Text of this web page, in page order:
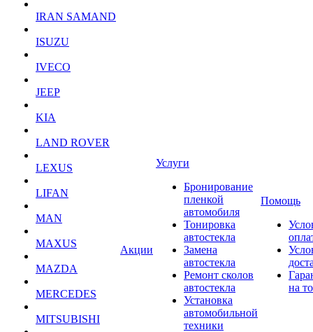
IRAN SAMAND
ISUZU
IVECO
JEEP
KIA
LAND ROVER
LEXUS
LIFAN
MAN
MAXUS
MAZDA
MERCEDES
MITSUBISHI
Акции
Услуги
Бронирование
пленкой
автомобиля
Тонировка
автостекла
Замена
автостекла
Ремонт сколов
автостекла
Установка
автомобильной
техники
Помощь
на